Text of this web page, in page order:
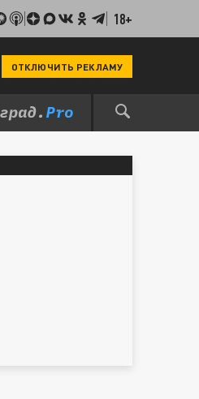
18+
ОТКЛЮЧИТЬ РЕКЛАМУ